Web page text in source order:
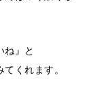
ね』と
くれます。